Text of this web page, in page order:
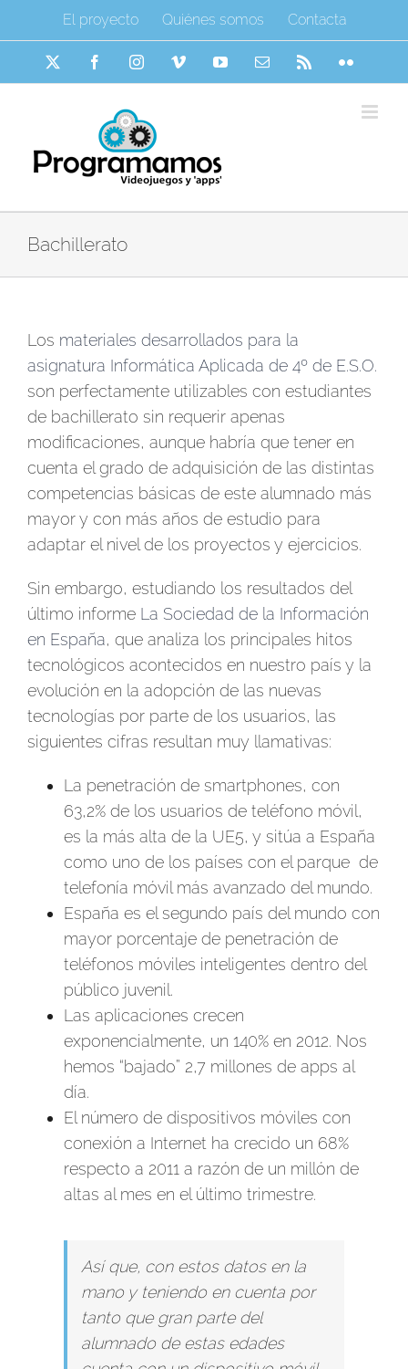
al
contenido
El proyecto Quiénes somos Contacta
FacebookInstagramVimeo YouTubeCorreo
Flickr
Bachillerato
Los materiales desarrollados para la
asignatura Informática Aplicada de 4º de E.S.O.
son perfectamente utilizables con estudiantes
de bachillerato sin requerir apenas
modificaciones, aunque habría que tener en
cuenta el grado de adquisición de las distintas
competencias básicas de este alumnado más
mayor y con más años de estudio para
adaptar el nivel de los proyectos y ejercicios.
Sin embargo, estudiando los resultados del
último informe La Sociedad de la Información
en España, que analiza los principales hitos
tecnológicos acontecidos en nuestro país y la
evolución en la adopción de las nuevas
tecnologías por parte de los usuarios, las
siguientes cifras resultan muy llamativas:
La penetración de smartphones, con
63,2% de los usuarios de teléfono móvil,
es la más alta de la UE5, y sitúa a España
como uno de los países con el parque de
telefonía móvil más avanzado del mundo.
España es el segundo país del mundo con
mayor porcentaje de penetración de
teléfonos móviles inteligentes dentro del
público juvenil.
Las aplicaciones crecen
exponencialmente, un 140% en 2012. Nos
hemos “bajado” 2,7 millones de apps al
día.
El número de dispositivos móviles con
conexión a Internet ha crecido un 68%
respecto a 2011 a razón de un millón de
altas al mes en el último trimestre.
Así que, con estos datos en la
mano y teniendo en cuenta por
tanto que gran parte del
alumnado de estas edades